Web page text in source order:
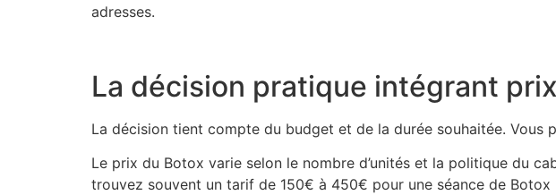
adresses.
La décision pratique intégrant
La décision tient compte du budget et de la durée souhaitée. Vous
Le prix du Botox varie selon le nombre d’unités et la politique du
trouvez souvent un tarif de 150€ à 450€ pour une séance de